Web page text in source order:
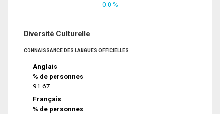
0.0 %
Diversité Culturelle
CONNAISSANCE DES LANGUES OFFICIELLES
Anglais
% de personnes
91.67
Français
% de personnes